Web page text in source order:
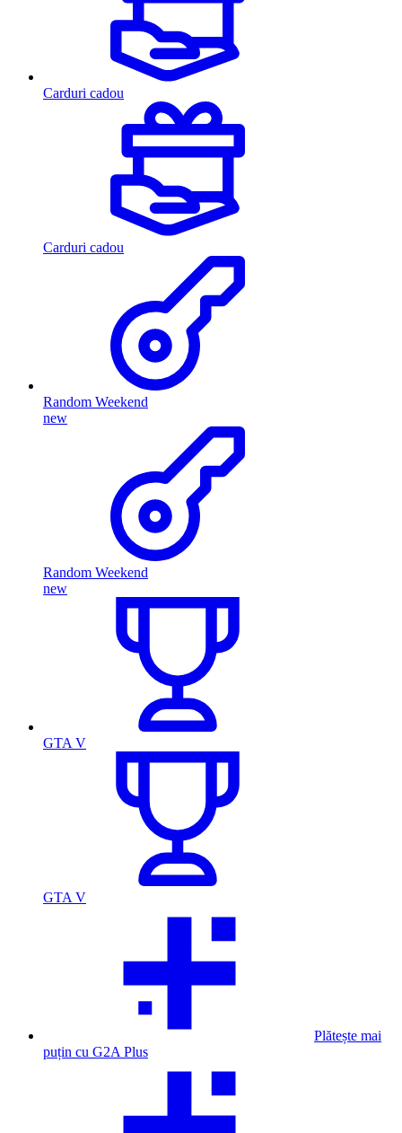
Carduri cadou
Carduri cadou
Random Weekend
new
Random Weekend
new
GTA V
GTA V
Plătește mai
puțin cu G2A Plus